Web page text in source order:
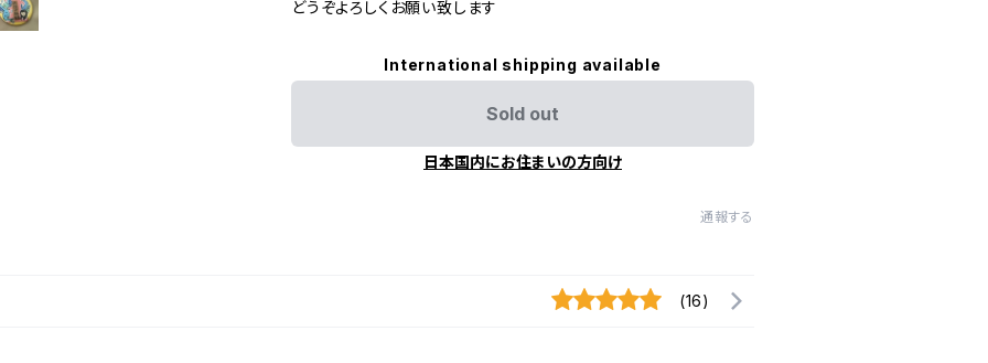
どうぞよろしくお願い致します
International shipping available
Sold out
日本国内にお住まいの方向け
通報する
(16)